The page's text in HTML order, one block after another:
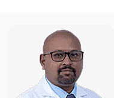
طب الأعصاب - إدارة
طب الأعصاب – الصرع